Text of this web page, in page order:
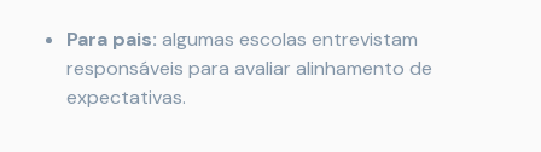
Para pais: algumas escolas entrevistam
responsáveis para avaliar alinhamento de
expectativas.